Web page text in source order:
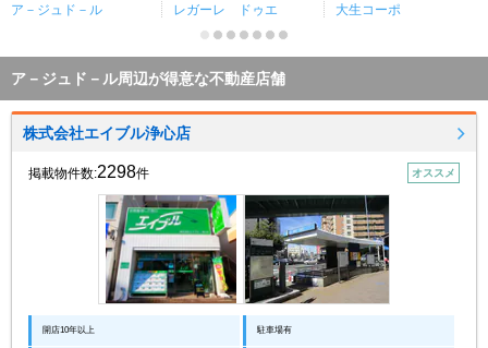
ア－ジュド－ル レガーレ ドゥエ 大生コーポ
ア－ジュド－ル周辺が得意な不動産店舗
株式会社エイブル浄心店
掲載物件数:2298件 オススメ
開店10年以上 駐車場有